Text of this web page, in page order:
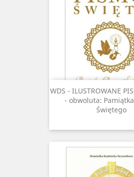
WDS - ILUSTROWANE
- obwoluta:
Świętego